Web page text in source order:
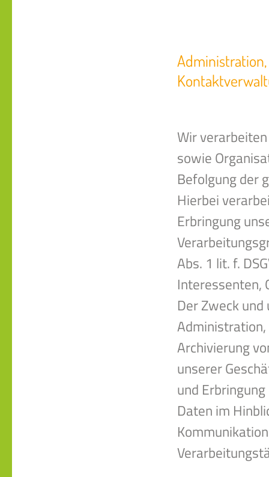
Wir
sowie
Befolgung der
Hierbei
Erbringung
Abs. 1 lit. f.
Interessenten,
Der Zweck
Archivierung
unserer
und
Daten im